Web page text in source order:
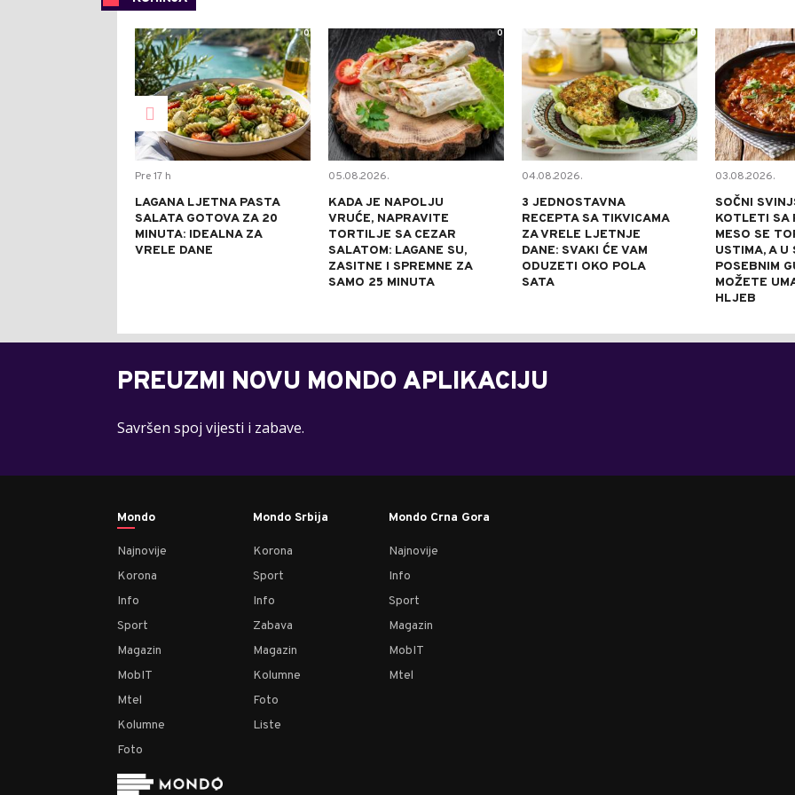
0
Pre 17 h
LAGANA LJETNA PASTA
SALATA GOTOVA ZA 20
MINUTA: IDEALNA ZA
VRELE DANE
0
05.08.2026.
KADA JE NAPOLJU
VRUĆE, NAPRAVITE
TORTILJE SA CEZAR
SALATOM: LAGANE SU,
ZASITNE I SPREMNE ZA
SAMO 25 MINUTA
0
04.08.2026.
3 JEDNOSTAVNA
RECEPTA SA TIKVICAMA
ZA VRELE LJETNJE
DANE: SVAKI ĆE VAM
ODUZETI OKO POLA
SATA
03.08.2026.
SOČNI
KOTLETI SA
MESO SE
USTIMA, A U
POSEBNIM
MOŽETE
HLJEB
PREUZMI NOVU MONDO APLIKACIJU
Savršen spoj vijesti i zabave.
Mondo
Najnovije
Korona
Info
Sport
Magazin
MobIT
Mtel
Kolumne
Foto
Mondo Srbija
Korona
Sport
Info
Zabava
Magazin
Kolumne
Foto
Liste
Mondo Crna Gora
Najnovije
Info
Sport
Magazin
MobIT
Mtel